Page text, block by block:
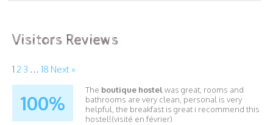
Visitors Reviews
1 2 3 … 18 Next »
100%
The boutique hostelwas great, rooms and
bathrooms are very clean, personal is very
helpful, the breakfast is great i recommend this
hostel!(visité en février)